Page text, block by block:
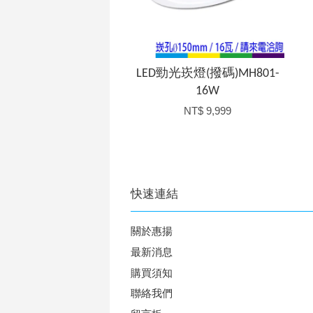
LED勁光崁燈(撥碼)MH801-
16W
NT$ 9,999
快速連結
關於惠揚
最新消息
購買須知
聯絡我們